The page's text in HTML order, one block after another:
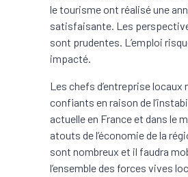
le tourisme ont réalisé une
satisfaisante. Les
sont prudentes. L’emploi
impacté.
Les chefs d’entreprise locaux
confiants en raison de
actuelle en France et dans le
atouts de l’économie de la
sont nombreux et il faudra
l’ensemble des forces vives